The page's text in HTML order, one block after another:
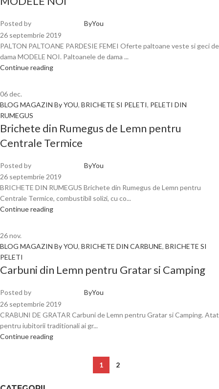
Posted by
ByYou
26 septembrie 2019
PALTON PALTOANE PARDESIE FEMEI Oferte paltoane veste si geci de
dama MODELE NOI. Paltoanele de dama ...
Continue reading
06dec.
BLOG MAGAZIN By YOU, BRICHETE SI PELETI, PELETI DIN
RUMEGUS
Brichete din Rumegus de Lemn pentru
Centrale Termice
Posted by
ByYou
26 septembrie 2019
BRICHETE DIN RUMEGUS Brichete din Rumegus de Lemn pentru
Centrale Termice, combustibil solizi, cu co...
Continue reading
26nov.
BLOG MAGAZIN By YOU, BRICHETE DIN CARBUNE, BRICHETE SI
PELETI
Carbuni din Lemn pentru Gratar si Camping
Posted by
ByYou
26 septembrie 2019
CRABUNI DE GRATAR Carbuni de Lemn pentru Gratar si Camping. Atat
pentru iubitorii traditionali ai gr...
Continue reading
1 2